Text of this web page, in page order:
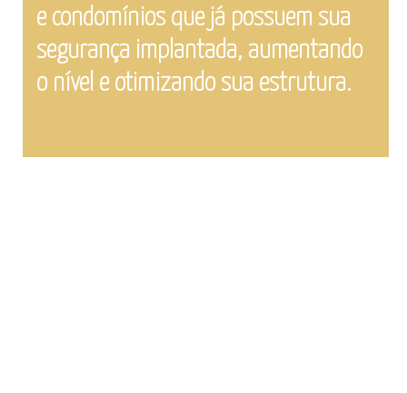
e condomínios que já possuem sua
segurança implantada, aumentando
o nível e otimizando sua estrutura.